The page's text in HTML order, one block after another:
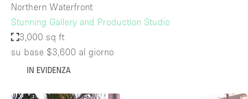
spazio
Accesso per disabili
Northern Waterfront
Stunning Gallery and Production Studio
3,000 sq ft
su base $3,600 al giorno
IN EVIDENZA